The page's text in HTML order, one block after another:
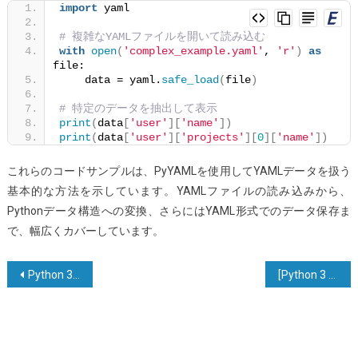
import yaml
# 複雑なYAMLファイルを開いて読み込む
with open( 'complex_example.yaml' , 'r' )
as
file:
    data = yaml.
safe_load (file)
# 特定のデータを抽出して表示
print(data[ 'user' ][ 'name' ])
print(data[ 'user' ][ 'projects' ][0][ 'name' ])
これらのコードサンプルは、PyYAMLを使用してYAMLデータを扱う
基本的な方法を示しています。YAMLファイルの読み込みから、
Pythonデータ構造への変換、さらにはYAML形式でのデータ保存ま
で、幅広くカバーしています。
投 Python 3でPandas Series / DataFrame全体をきれいに表示する